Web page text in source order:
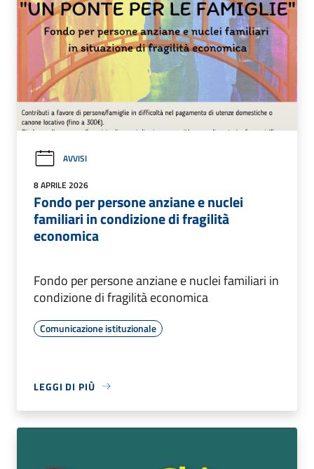
AVVISI
8 APRILE 2026
Fondo per persone anziane e nuclei
familiari in condizione di fragilità
economica
Fondo per persone anziane e nuclei familiari in
condizione di fragilità economica
Comunicazione istituzionale
LEGGI DI PIÙ